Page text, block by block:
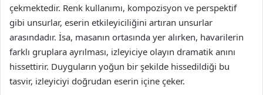
çekmektedir. Renk kullanımı, kompozisyon ve perspektif
gibi unsurlar, eserin etkileyiciliğini artıran unsurlar
arasındadır. İsa, masanın ortasında yer alırken, havarilerin
farklı gruplara ayrılması, izleyiciye olayın dramatik anını
hissettirir. Duyguların yoğun bir şekilde hissedildiği bu
tasvir, izleyiciyi doğrudan eserin içine çeker.